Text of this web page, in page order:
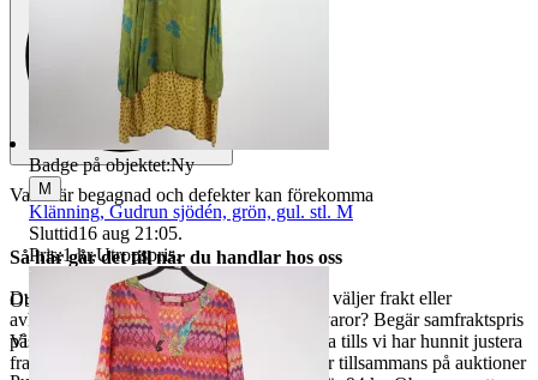
Varan är begagnad och defekter kan förekomma
Så här går det till när du handlar hos oss
Du betalar din order direkt på Tradera och väljer frakt eller
avhämtning. Vill du att vi samfraktar fler varor? Begär samfraktspris
på din Traderasida och vänta med att betala tills vi har hunnit justera
fraktpriset. Vi samfraktar upp till fyra varor tillsammans på auktioner
Objektnr
735 033 595
Visningar
1 932
Badge på objektet:Ny
M
Klänning, Gudrun sjödén, grön, gul. stl. M
Sluttid16 aug 21:05.
Pris:1 kr,Utropspris.